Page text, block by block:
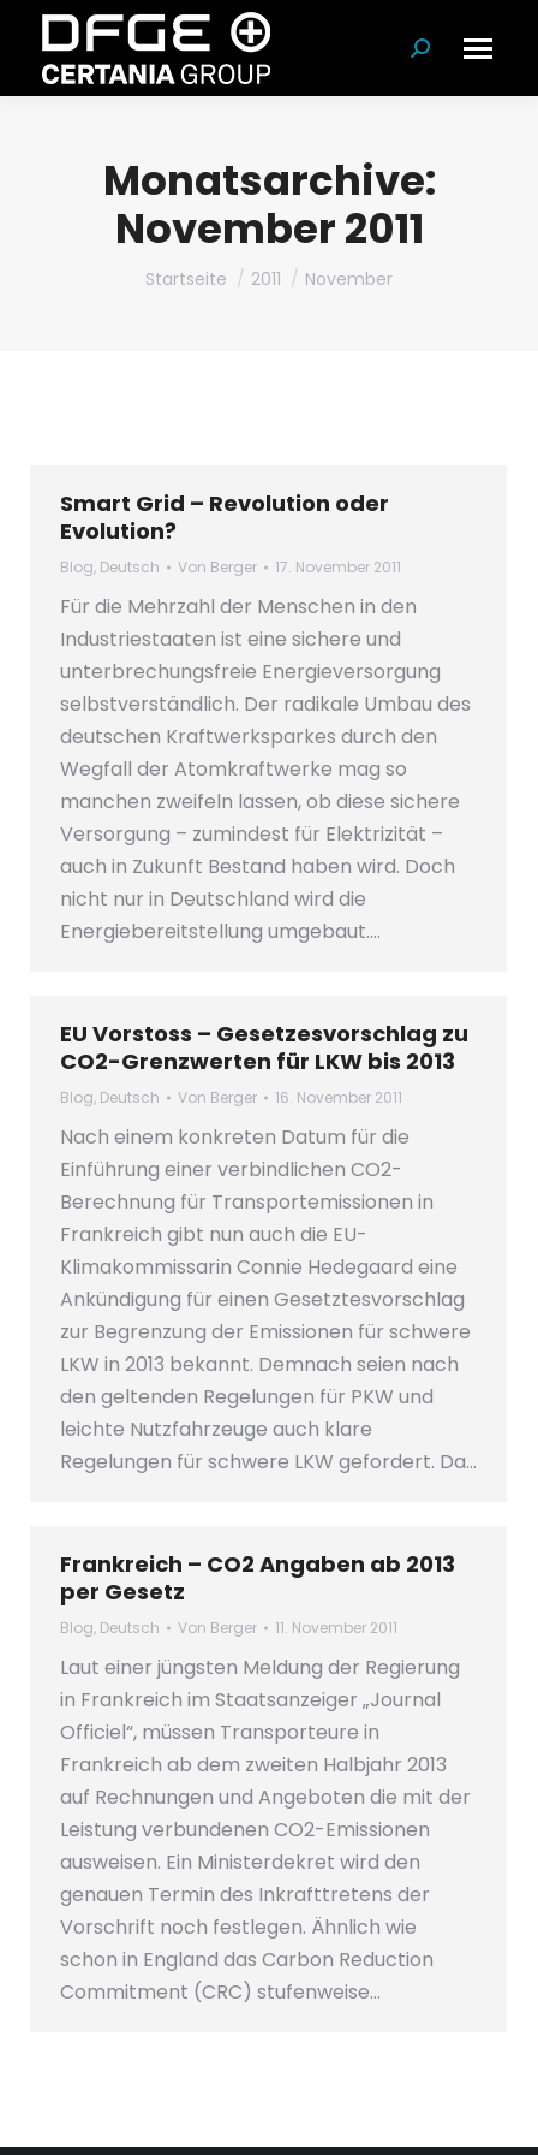
Suchen:
Monatsarchive:
November 2011
Du bist hier:
Startseite 2011 November
Smart Grid – Revolution oder
Evolution?
Blog, Deutsch Von Berger 17. November 2011
Für die Mehrzahl der Menschen in den
Industriestaaten ist eine sichere und
unterbrechungsfreie Energieversorgung
selbstverständlich. Der radikale Umbau des
deutschen Kraftwerksparkes durch den
Wegfall der Atomkraftwerke mag so
manchen zweifeln lassen, ob diese sichere
Versorgung – zumindest für Elektrizität –
auch in Zukunft Bestand haben wird. Doch
nicht nur in Deutschland wird die
Energiebereitstellung umgebaut.…
EU Vorstoss – Gesetzesvorschlag zu
CO2-Grenzwerten für LKW bis 2013
Blog, Deutsch Von Berger 16. November 2011
Nach einem konkreten Datum für die
Einführung einer verbindlichen CO2-
Berechnung für Transportemissionen in
Frankreich gibt nun auch die EU-
Klimakommissarin Connie Hedegaard eine
Ankündigung für einen Gesetztesvorschlag
zur Begrenzung der Emissionen für schwere
LKW in 2013 bekannt. Demnach seien nach
den geltenden Regelungen für PKW und
leichte Nutzfahrzeuge auch klare
Regelungen für schwere LKW gefordert. Da…
Frankreich – CO2 Angaben ab 2013
per Gesetz
Blog, Deutsch Von Berger 11. November 2011
Laut einer jüngsten Meldung der Regierung
in Frankreich im Staatsanzeiger „Journal
Officiel“, müssen Transporteure in
Frankreich ab dem zweiten Halbjahr 2013
auf Rechnungen und Angeboten die mit der
Leistung verbundenen CO2-Emissionen
ausweisen. Ein Ministerdekret wird den
genauen Termin des Inkrafttretens der
Vorschrift noch festlegen. Ähnlich wie
schon in England das Carbon Reduction
Commitment (CRC) stufenweise…